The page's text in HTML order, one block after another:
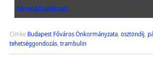
formátumban.
Címke Budapest Főváros Önkormányzata, ösztöndíj
tehetséggondozás, trambulin